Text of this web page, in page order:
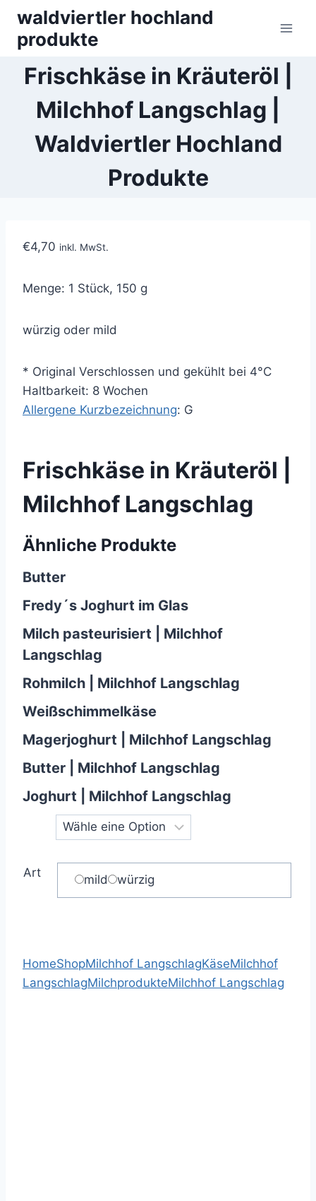
content
waldviertler hochland
produkte
Frischkäse in Kräuteröl |
Milchhof Langschlag |
Waldviertler Hochland
Produkte
€4,70 inkl. MwSt.
Menge: 1 Stück, 150 g
würzig oder mild
* Original Verschlossen und gekühlt bei 4°C
Haltbarkeit: 8 Wochen
Allergene Kurzbezeichnung: G
Frischkäse in Kräuteröl |
Milchhof Langschlag
Ähnliche Produkte
Butter
Fredy´s Joghurt im Glas
Milch pasteurisiert | Milchhof
Langschlag
Rohmilch | Milchhof Langschlag
Weißschimmelkäse
Magerjoghurt | Milchhof Langschlag
Butter | Milchhof Langschlag
Joghurt | Milchhof Langschlag
Art
mild würzig
HomeShopMilchhof LangschlagKäseMilchhof
LangschlagMilchprodukteMilchhof Langschlag